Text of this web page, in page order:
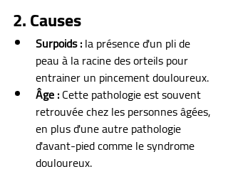
2. Causes
Surpoids : la présence d'un pli de
peau à la racine des orteils pour
entrainer un pincement douloureux.
Âge : Cette pathologie est souvent
retrouvée chez les personnes âgées,
en plus d'une autre pathologie
d'avant-pied comme le syndrome
douloureux.